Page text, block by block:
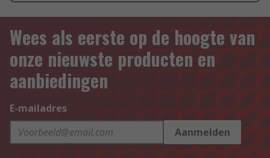
Wees als eerste op de hoogte van
onze nieuwste producten en
aanbiedingen
E-mailadres
Aanmelden